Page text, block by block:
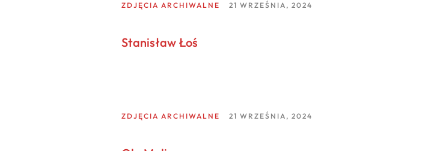
ZDJĘCIA ARCHIWALNE 21 WRZEŚNIA, 2024
Stanisław Łoś
ZDJĘCIA ARCHIWALNE 21 WRZEŚNIA, 2024